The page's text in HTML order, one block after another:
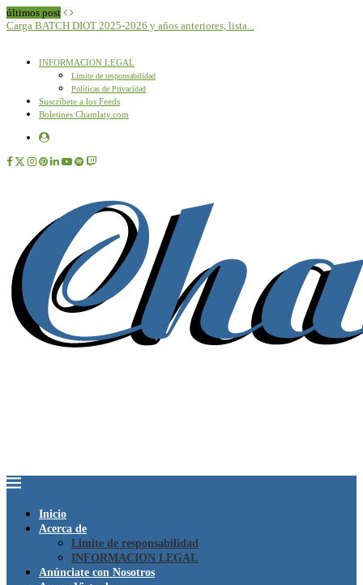
últimos post
Carga BATCH DIOT 2025-2026 y años anteriores, lista...
INFORMACION LEGAL
Limite de responsabilidad
Políticas de Privacidad
Suscríbete a los Feeds
Boletines Chamlaty.com
Inicio
Acerca de
Limite de responsabilidad
INFORMACION LEGAL
Anúnciate con Nosotros